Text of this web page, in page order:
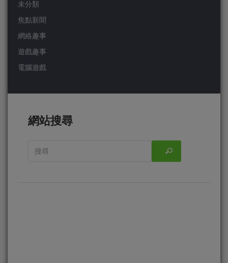
未分類
焦點新聞
網絡趣事
遊戲趣事
電腦遊戲
網站搜尋